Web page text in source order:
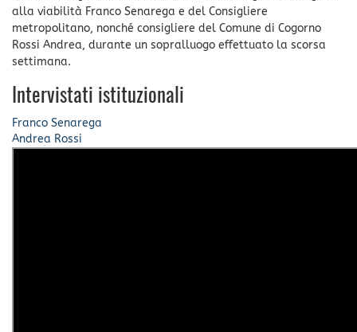
alla viabilità Franco Senarega e del Consigliere
metropolitano, nonché consigliere del Comune di Cogorno
Rossi Andrea, durante un sopralluogo effettuato la scorsa
settimana.
Intervistati istituzionali
Franco Senarega
Andrea Rossi